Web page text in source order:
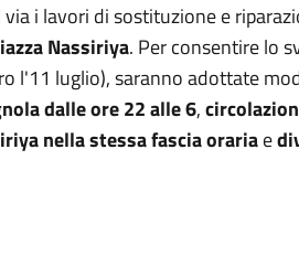
i lavori di sostituzione e
Nassiriya. Per consentire lo
l'11 luglio), saranno adottate
dalle ore 22 alle 6,
nella stessa fascia orariae